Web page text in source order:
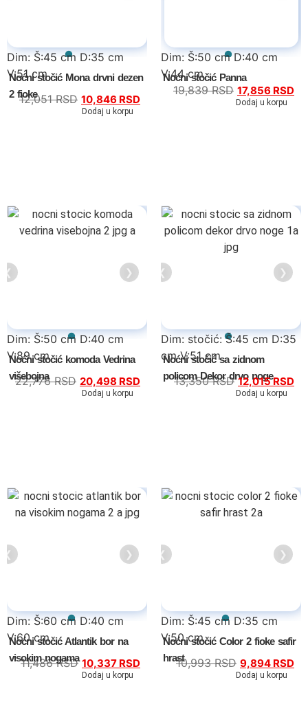
Dim: Š:45 cm D:35 cm
V:51 cm
Noćni stočić Mona drvni dezen
2 fioke
12,051RSD 10,846 RSD
Dodaj u korpu
Dim: Š:50 cm D:40 cm
V:44 cm
Noćni stočić Panna
19,839RSD 17,856 RSD
Dodaj u korpu
❮ ❯
Dim: Š:50 cm D:40 cm
V:89 cm
Noćni stočić komoda Vedrina
višebojna
22,776RSD 20,498 RSD
Dodaj u korpu
❮ ❯
Dim: stočić: Š:45 cm D:35
cm V:51 cm
zidna polica: Š:33,5 cm D:14,5 cm
V:60 cm
Noćni stočić sa zidnom
policom Dekor drvo noge
13,350RSD 12,015RSD
Dodaj u korpu
❮ ❯
Dim: Š:60 cm D:40 cm
V:60 cm
Noćni stočić Atlantik bor na
visokim nogama
11,486RSD 10,337 RSD
Dodaj u korpu
❮ ❯
Dim: Š:45 cm D:35 cm
V:50 cm
Noćni stočić Color 2 fioke safir
hrast10,993RSD 9,894 RSD
Dodaj u korpu
Dnevne sobe
TV komode